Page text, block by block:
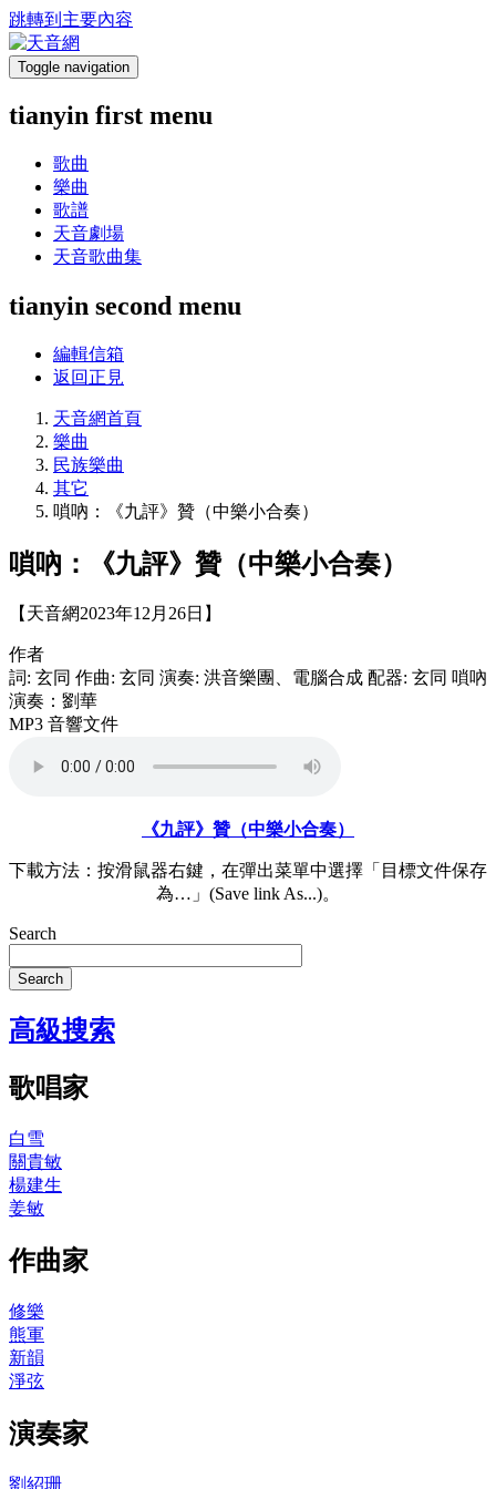
跳轉到主要內容
Toggle navigation
tianyin first menu
歌曲
樂曲
歌譜
天音劇場
天音歌曲集
tianyin second menu
編輯信箱
返回正見
天音網首頁
樂曲
民族樂曲
其它
嗩吶：《九評》贊（中樂小合奏）
嗩吶：《九評》贊（中樂小合奏）
【天音網2023年12月26日】
作者
詞: 玄同 作曲: 玄同 演奏: 洪音樂團、電腦合成 配器: 玄同 嗩吶
演奏：劉華
MP3 音響文件
《九評》贊（中樂小合奏）
下載方法：按滑鼠器右鍵，在彈出菜單中選擇「目標文件保存
為…」(Save link As...)。
Search
Search
高級搜索
歌唱家
白雪
關貴敏
楊建生
姜敏
作曲家
修樂
熊軍
新韻
淨弦
演奏家
劉紹珊